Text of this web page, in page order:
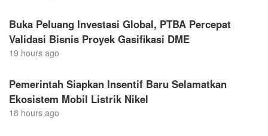
Buka Peluang Investasi Global, PTBA Percepat
Validasi Bisnis Proyek Gasifikasi DME
19 hours ago
Pemerintah Siapkan Insentif Baru Selamatkan
Ekosistem Mobil Listrik Nikel
18 hours ago